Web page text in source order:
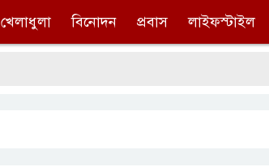
খেলাধুলা বিনোদন প্রবাস লাইফস্টাইল